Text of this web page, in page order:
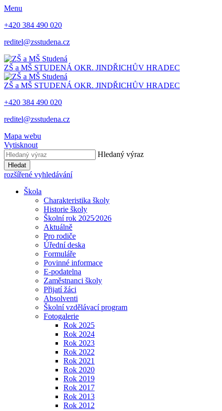
Menu
+420 384 490 020
reditel@zsstudena.cz
ZŠ a MŠ STUDENÁ OKR. JINDŘICHŮV HRADEC
ZŠ a MŠ STUDENÁ OKR. JINDŘICHŮV HRADEC
+420 384 490 020
reditel@zsstudena.cz
Mapa webu
Vytisknout
Hledaný výraz
Hledat
rozšířené vyhledávání
Škola
Charakteristika školy
Historie školy
Školní rok 2025⁄2026
Aktuálně
Pro rodiče
Úřední deska
Formuláře
Povinné informace
E-podatelna
Zaměstnanci školy
Přijatí žáci
Absolventi
Školní vzdělávací program
Fotogalerie
Rok 2025
Rok 2024
Rok 2023
Rok 2022
Rok 2021
Rok 2020
Rok 2019
Rok 2017
Rok 2013
Rok 2012